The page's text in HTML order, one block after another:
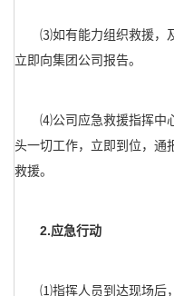
⑶如有能力组织救援，及
立即向集团公司报告。
⑷公司应急救援指挥中心
头一切工作，立即到位，通
救援。
2.应急行动
⑴指挥人员到达现场后，